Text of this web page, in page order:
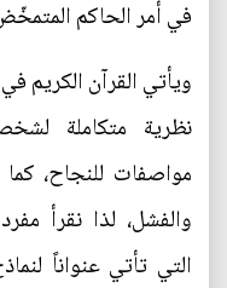
في أمر الحاكم
ويأتي القرآن الكريم
نظرية متكاملة
مواصفات للنجاح،
والفشل، لذا نقرأ
التي تأتي عنواناً